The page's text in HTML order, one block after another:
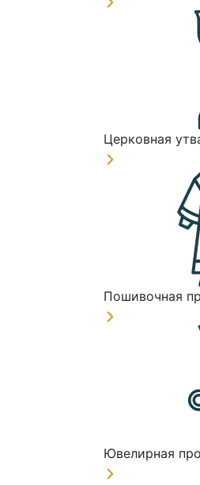
Церковная
Пошивочная
Ювелирная